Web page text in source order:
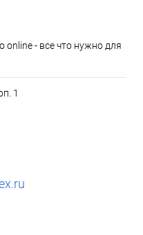
online - все что нужно для
1